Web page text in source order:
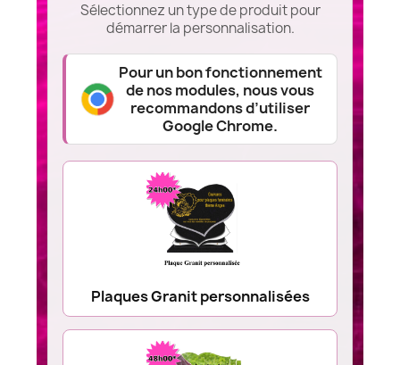
Sélectionnez un type de produit pour
démarrer la personnalisation.
Pour un bon fonctionnement
de nos modules, nous vous
recommandons d’utiliser
Google Chrome.
Plaques Granit personnalisées